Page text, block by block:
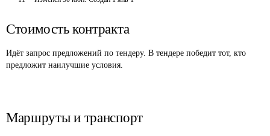
Стоимость контракта
Идёт запрос предложений по тендеру. В тендере победит тот, кто
предложит наилучшие условия.
Маршруты и транспорт